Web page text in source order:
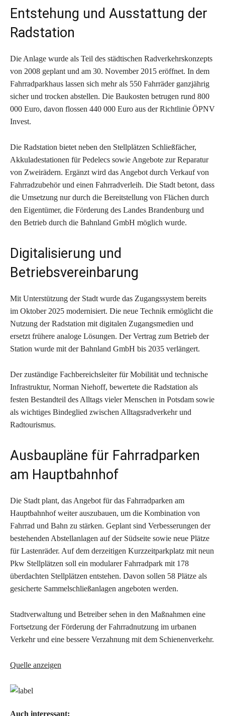
Entstehung und Ausstattung der
Radstation
Die Anlage wurde als Teil des städtischen Radverkehrskonzepts
von 2008 geplant und am 30. November 2015 eröffnet. In dem
Fahrradparkhaus lassen sich mehr als 550 Fahrräder ganzjährig
sicher und trocken abstellen. Die Baukosten betrugen rund 800
000 Euro, davon flossen 440 000 Euro aus der Richtlinie ÖPNV
Invest.
Die Radstation bietet neben den Stellplätzen Schließfächer,
Akkuladestationen für Pedelecs sowie Angebote zur Reparatur
von Zweirädern. Ergänzt wird das Angebot durch Verkauf von
Fahrradzubehör und einen Fahrradverleih. Die Stadt betont, dass
die Umsetzung nur durch die Bereitstellung von Flächen durch
den Eigentümer, die Förderung des Landes Brandenburg und
den Betrieb durch die Bahnland GmbH möglich wurde.
Digitalisierung und
Betriebsvereinbarung
Mit Unterstützung der Stadt wurde das Zugangssystem bereits
im Oktober 2025 modernisiert. Die neue Technik ermöglicht die
Nutzung der Radstation mit digitalen Zugangsmedien und
ersetzt frühere analoge Lösungen. Der Vertrag zum Betrieb der
Station wurde mit der Bahnland GmbH bis 2035 verlängert.
Der zuständige Fachbereichsleiter für Mobilität und technische
Infrastruktur, Norman Niehoff, bewertete die Radstation als
festen Bestandteil des Alltags vieler Menschen in Potsdam sowie
als wichtiges Bindeglied zwischen Alltagsradverkehr und
Radtourismus.
Ausbaupläne für Fahrradparken
am Hauptbahnhof
Die Stadt plant, das Angebot für das Fahrradparken am
Hauptbahnhof weiter auszubauen, um die Kombination von
Fahrrad und Bahn zu stärken. Geplant sind Verbesserungen der
bestehenden Abstellanlagen auf der Südseite sowie neue Plätze
für Lastenräder. Auf dem derzeitigen Kurzzeitparkplatz mit neun
Pkw Stellplätzen soll ein modularer Fahrradpark mit 178
überdachten Stellplätzen entstehen. Davon sollen 58 Plätze als
gesicherte Sammelschließanlagen angeboten werden.
Stadtverwaltung und Betreiber sehen in den Maßnahmen eine
Fortsetzung der Förderung der Fahrradnutzung im urbanen
Verkehr und eine bessere Verzahnung mit dem Schienenverkehr.
Quelle anzeigen
Auch interessant: